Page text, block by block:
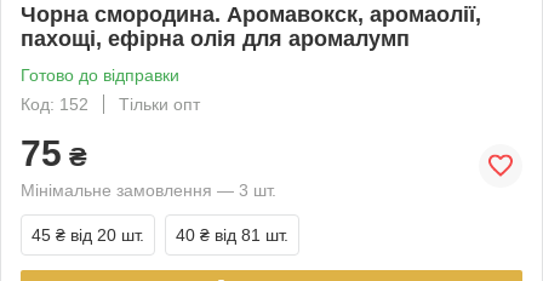
Чорна смородина. Аромавокск, аромаолії,
пахощі, ефірна олія для аромалумп
Готово до відправки
Код: 152
Тільки опт
75 ₴
Мінімальне замовлення — 3 шт.
45 ₴ від 20 шт. 40 ₴ від 81 шт.